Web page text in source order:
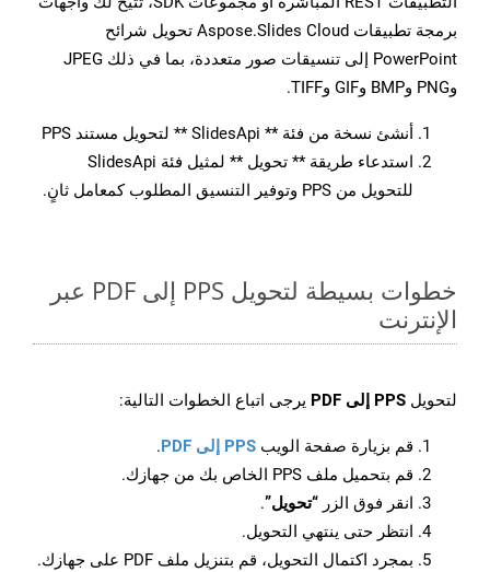
برمجة تطبيقات Aspose.Slides Cloud تحويل شرائح
PowerPoint إلى تنسيقات صور متعددة، بما في ذلك JPEG
وPNG وBMP وGIF وTIFF.
أنشئ نسخة من فئة ** SlidesApi ** لتحويل مستند PPS
استدعاء طريقة ** تحويل ** لمثيل فئة SlidesApi
للتحويل من PPS وتوفير التنسيق المطلوب كمعامل ثانٍ.
خطوات بسيطة لتحويل PPS إلى PDF عبر
الإنترنت
لتحويل PPS إلى PDF يرجى اتباع الخطوات التالية:
قم بزيارة صفحة الويب PPS إلى PDF
.
قم بتحميل ملف PPS الخاص بك من جهازك.
انقر فوق الزر “تحويل”.
انتظر حتى ينتهي التحويل.
بمجرد اكتمال التحويل، قم بتنزيل ملف PDF على جهازك.